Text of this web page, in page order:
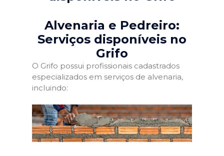
Alvenaria e Pedreiro:
Serviços disponíveis no
Grifo
O Grifo possui profissionais cadastrados
especializados em serviços de alvenaria,
incluindo: